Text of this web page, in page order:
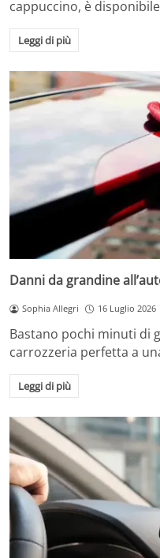
cappuccino, è
Leggi di più
Danni da grandine
Sophia Allegri 16 Luglio 2026
Bastano pochi minuti di
carrozzeria perfetta a
Leggi di più